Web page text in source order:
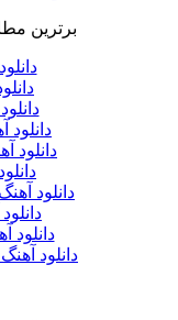
برترین
دانلود
دانلود
دانلود